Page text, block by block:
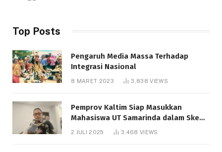
Top Posts
Pengaruh Media Massa Terhadap
Integrasi Nasional
8 MARET 2023 3,838VIEWS
Pemprov Kaltim Siap Masukkan
Mahasiswa UT Samarinda dalam Skema
Bantuan Pendidikan Gratispol
2 JULI 2025 3,468 VIEWS